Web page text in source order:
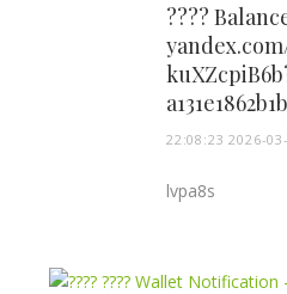
????
22:08:23 2026-
lvpa8s